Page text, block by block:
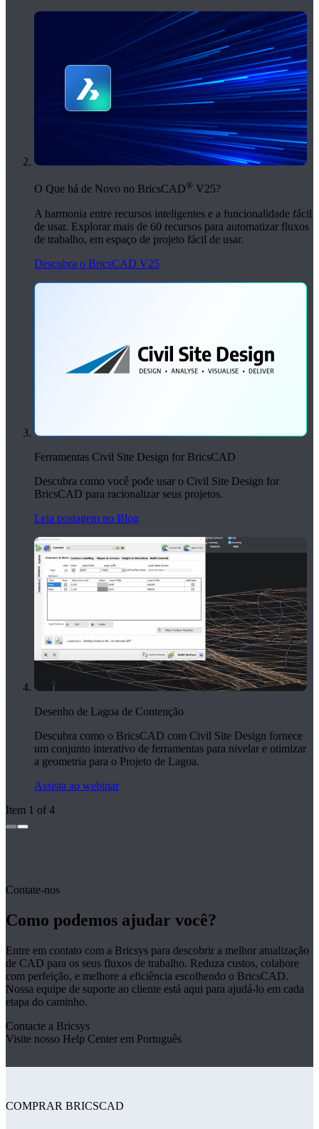
O Que há de Novo no BricsCAD® V25?
A harmonia entre recursos inteligentes e a funcionalidade fácil
de usar. Explorar mais de 60 recursos para automatizar fluxos
de trabalho, em espaço de projeto fácil de usar.
Descubra o BricsCAD V25
Ferramentas Civil Site Design for BricsCAD
Descubra como você pode usar o Civil Site Design for
BricsCAD para racionalizar seus projetos.
Leia postagem no Blog
Desenho de Lagoa de Contenção
Descubra como o BricsCAD com Civil Site Design fornece
um conjunto interativo de ferramentas para nivelar e otimizar
a geometria para o Projeto de Lagoa.
Assista ao webinar
Item 1 of 4
Contate-nos
Como podemos ajudar você?
Entre em contato com a Bricsys para descobrir a melhor atualização
de CAD para os seus fluxos de trabalho. Reduza custos, colabore
com perfeição, e melhore a eficiência escolhendo o BricsCAD.
Nossa equipe de suporte ao cliente está aqui para ajudá-lo em cada
etapa do caminho.
Contacte a Bricsys
Visite nosso Help Center em Português
COMPRAR BRICSCAD